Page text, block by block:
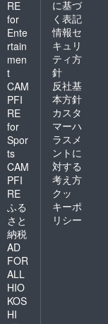
RE
for
Ente
rtain
men
t
CAM
PFI
RE
for
Spor
ts
CAM
PFI
RE
ふる
さと
納税
AD
FOR
ALL
HIO
KOS
HI
に基づ
く表記
情報セ
キュリ
ティ方
針
反社基
本方針
カスタ
マーハ
ラスメ
ントに
対する
考え方
クッ
キーポ
リシー